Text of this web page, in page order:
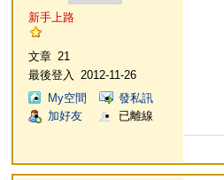
新手上路
文章 21
最後登入
2012-11-26
My空間
發私訊
加好友
已離線